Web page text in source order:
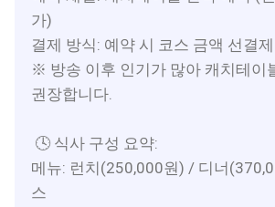
가)
결제 방식: 예약 시 코스 금액 선결
※ 방송 이후 인기가 많아 캐치테이
권장합니다.
🕓 식사 구성 요약:
메뉴: 런치(250,000원) / 디너
스